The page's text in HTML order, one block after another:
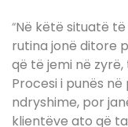
“Në këtë situatë
rutina jonë ditore
që të jemi në
Procesi i punës
ndryshime, por
klientëve ato që